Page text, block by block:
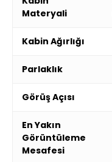
Materyali
Kabin Ağırlığı
Parlaklık
Görüş Açısı
En Yakın
Görüntüleme
Mesafesi